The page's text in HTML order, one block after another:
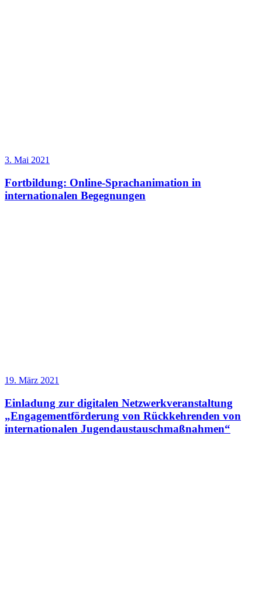
3. Mai 2021
Fortbildung: Online-Sprachanimation in
internationalen Begegnungen
19. März 2021
Einladung zur digitalen Netzwerkveranstaltung
„Engagementförderung von Rückkehrenden von
internationalen Jugendaustauschmaßnahmen“